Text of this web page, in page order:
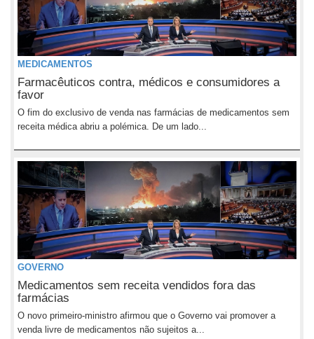
MEDICAMENTOS
Farmacêuticos contra, médicos e consumidores a
favor
O fim do exclusivo de venda nas farmácias de medicamentos sem
receita médica abriu a polémica. De um lado...
GOVERNO
Medicamentos sem receita vendidos fora das
farmácias
O novo primeiro-ministro afirmou que o Governo vai promover a
venda livre de medicamentos não sujeitos a...